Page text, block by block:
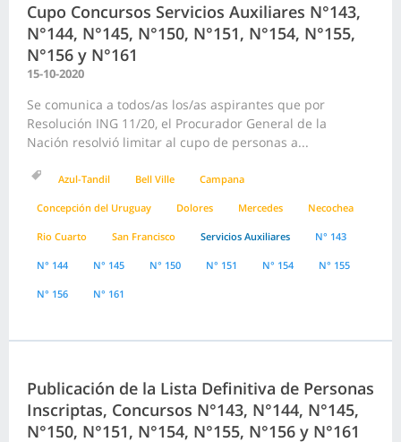
Cupo Concursos Servicios Auxiliares N°143,
N°144, N°145, N°150, N°151, N°154, N°155,
N°156 y N°161
15-10-2020
Se comunica a todos/as los/as aspirantes que por
Resolución ING 11/20, el Procurador General de la
Nación resolvió limitar al cupo de personas a...
Azul-Tandil Bell Ville Campana
Concepción del Uruguay Dolores Mercedes Necochea
Rio Cuarto San Francisco Servicios Auxiliares N° 143
N° 144 N° 145 N° 150 N° 151 N° 154 N° 155
N° 156 N° 161
Publicación de la Lista Definitiva de Personas
Inscriptas, Concursos N°143, N°144, N°145,
N°150, N°151, N°154, N°155, N°156 y N°161